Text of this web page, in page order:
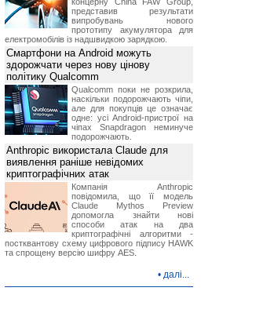
представив результати
випробувань нового
прототипу акумулятора для
електромобілів із надшвидкою зарядкою.
Смартфони на Android можуть
здорожчати через нову цінову
політику Qualcomm
Qualcomm поки не розкрила,
наскільки подорожчають чіпи,
але для покупців це означає
одне: усі Android-пристрої на
чіпах Snapdragon неминуче
подорожчають.
Anthropic використала Claude для
виявлення раніше невідомих
криптографічних атак
Компанія Anthropic
повідомила, що її модель
Claude Mythos Preview
допомогла знайти нові
способи атак на два
криптографічні алгоритми -
постквантову схему цифрового підпису HAWK
та спрощену версію шифру AES.
• далі...